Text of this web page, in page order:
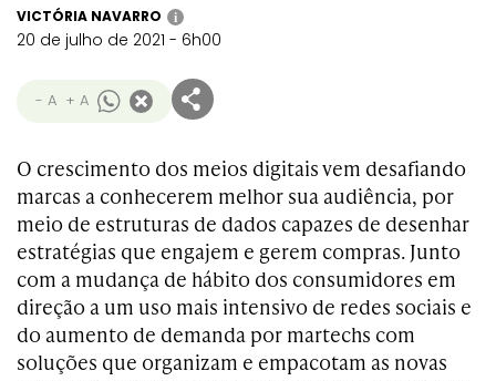
VICTÓRIA NAVARRO i
20 de julho de 2021 - 6h00
- A + A
O crescimento dos meios digitais vem desafiando
marcas a conhecerem melhor sua audiência, por
meio de estruturas de dados capazes de desenhar
estratégias que engajem e gerem compras. Junto
com a mudança de hábito dos consumidores em
direção a um uso mais intensivo de redes sociais e
do aumento de demanda por martechs com
soluções que organizam e empacotam as novas